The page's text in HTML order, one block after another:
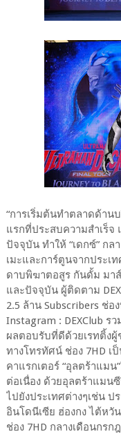
“การเริ่มต้นทำตลาดด้า
แรกที่ประสบความสำเร็จ
ปัจจุบัน ทำให้ “เดกซ์” กล
เมะและการ์ตูนจากประ
ดาบพิฆาตอสูร กันดั้ม มา
และปัจจุบัน ผู้ติดตาม
2.5 ล้าน Subscribers ช่อ
Instagram : DEXClub ร
ผลตอบรับที่ดีด้วยเรทติ้ง
ทางโทรทัศน์ ช่อง 7HD
คาแรกเตอร์ “อุลตร้าแมน
ต่อเนื่อง ด้วยอุลตร้าแมน
ไปยังประเทศต่างๆเช่น ป
อินโดนีเซีย ฮ่องกง ไต้หวั
ช่อง 7HD กลางเดือนกร